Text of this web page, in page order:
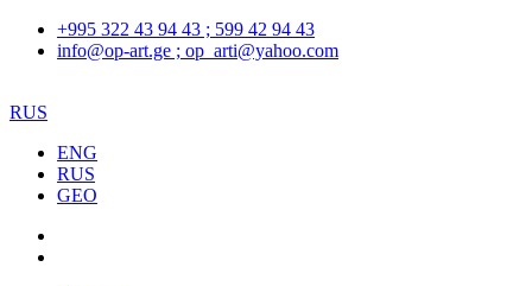
+995 322 43 94 43 ; 599 42 94 43
info@op-art.ge ; op_arti@yahoo.com
RUS
ENG
RUS
GEO